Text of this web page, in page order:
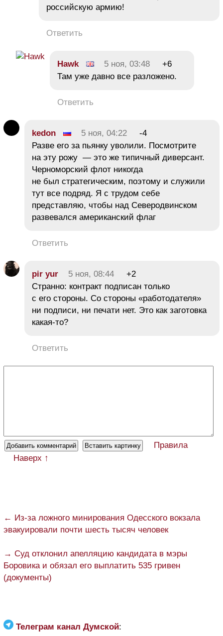
российскую армию!
Ответить
Hawk 5 ноя, 03:48
+6
Там уже давно все разложено.
Ответить
kedon 5 ноя, 04:22
-4
Разве его за пьянку уволили. Посмотрите
на эту рожу — это же типичный диверсант.
Черноморский флот никогда
не был стратегическим, поэтому и служили
тут все подряд. Я с трудом себе
представляю, чтобы над Северодвинском
развевался американский флаг
Ответить
pir yur 5 ноя, 08:44
+2
Странно: контракт подписан только
с его стороны. Со стороны «работодателя»
ни подписи, ни печати нет. Это как заготовка
какая-то?
Ответить
Правила
Наверх ↑
← Из-за ложного минирования Одесского вокзала
эвакуировали почти шесть тысяч человек
→ Суд отклонил апелляцию кандидата в мэры
Боровика и обязал его выплатить 535 гривен
(документы)
Телеграм канал Думской: